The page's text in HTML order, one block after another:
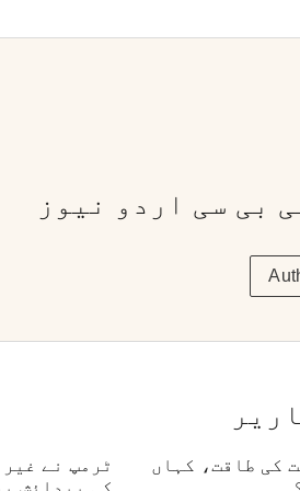
بی سی اردو نیوز
کی طاقت، کہاں
ٹرمپ نے
کی پیدائش